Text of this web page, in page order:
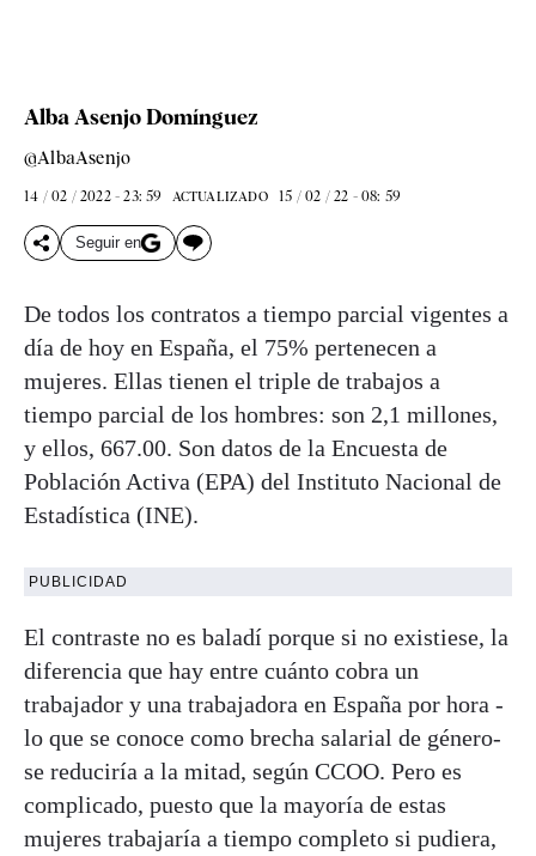
Alba Asenjo Domínguez
@AlbaAsenjo
14 / 02 / 2022 - 23: 59 ACTUALIZADO 15 / 02 / 22 - 08: 59
Seguir en
De todos los contratos a tiempo parcial vigentes a
día de hoy en España, el 75% pertenecen a
mujeres. Ellas tienen el triple de trabajos a
tiempo parcial de los hombres: son 2,1 millones,
y ellos, 667.00. Son datos de la Encuesta de
Población Activa (EPA) del Instituto Nacional de
Estadística (INE).
PUBLICIDAD
El contraste no es baladí porque si no existiese, la
diferencia que hay entre cuánto cobra un
trabajador y una trabajadora en España por hora -
lo que se conoce como brecha salarial de género-
se reduciría a la mitad, según CCOO. Pero es
complicado, puesto que la mayoría de estas
mujeres trabajaría a tiempo completo si pudiera,